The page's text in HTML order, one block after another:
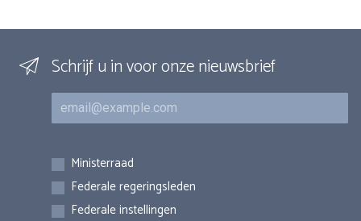
Schrijf u in voor onze nieuwsbrief
E-mail
Inschrijvingen
Ministerraad
Federale regeringsleden
Federale instellingen